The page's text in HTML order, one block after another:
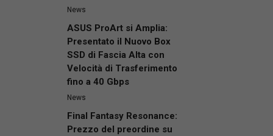
News
ASUS ProArt si Amplia:
Presentato il Nuovo Box
SSD di Fascia Alta con
Velocità di Trasferimento
fino a 40 Gbps
News
Final Fantasy Resonance:
Prezzo del preordine su